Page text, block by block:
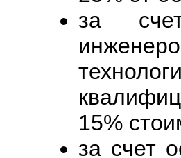
за счет
15%
за счет